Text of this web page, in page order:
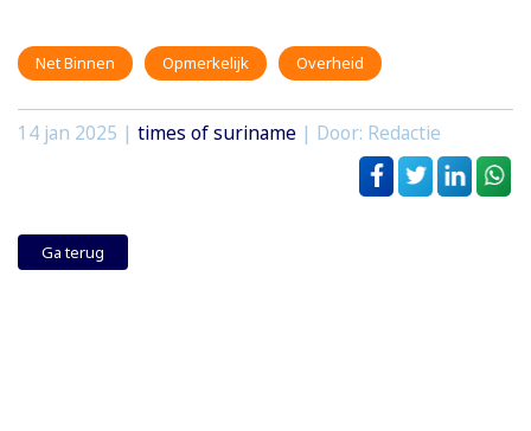
Net Binnen Opmerkelijk Overheid
14 jan 2025 | times of suriname | Door: Redactie
Ga terug